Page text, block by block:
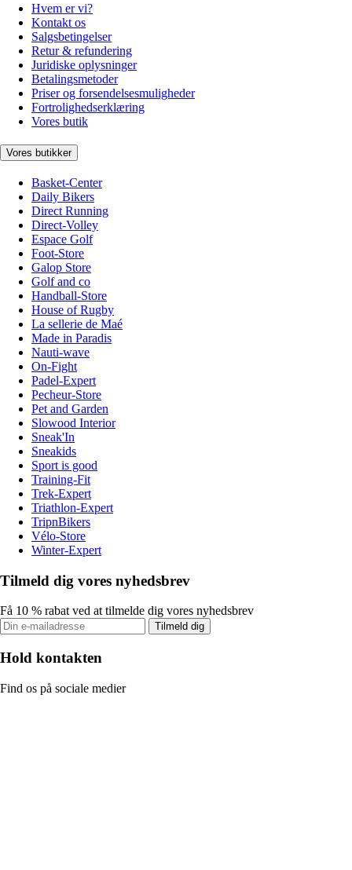
Hvem er vi?
Kontakt os
Salgsbetingelser
Retur & refundering
Juridiske oplysninger
Betalingsmetoder
Priser og forsendelsesmuligheder
Fortrolighedserklæring
Vores butik
Vores butikker
Basket-Center
Daily Bikers
Direct Running
Direct-Volley
Espace Golf
Foot-Store
Galop Store
Golf and co
Handball-Store
House of Rugby
La sellerie de Maé
Made in Paradis
Nauti-wave
On-Fight
Padel-Expert
Pecheur-Store
Pet and Garden
Slowood Interior
Sneak'In
Sneakids
Sport is good
Training-Fit
Trek-Expert
Triathlon-Expert
TripnBikers
Vélo-Store
Winter-Expert
Tilmeld dig vores nyhedsbrev
Få 10 % rabat ved at tilmelde dig vores nyhedsbrev
Tilmeld dig
Hold kontakten
Find os på sociale medier